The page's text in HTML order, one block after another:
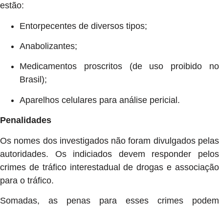
estão:
Entorpecentes de diversos tipos;
Anabolizantes;
Medicamentos proscritos (de uso proibido no
Brasil);
Aparelhos celulares para análise pericial.
Penalidades
Os nomes dos investigados não foram divulgados pelas
autoridades. Os indiciados devem responder pelos
crimes de tráfico interestadual de drogas e associação
para o tráfico.
Somadas, as penas para esses crimes podem